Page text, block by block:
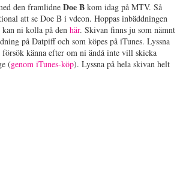
den framlidne DoeB kom idag på MTV. Så
att se Doe B i vdeon. Hoppas inbäddningen
kan ni kolla på den här. Skivan finns ju som nämnt
på Datpiff och som köpes på iTunes. Lyssna
försök känna efter om ni ändå inte vill skicka
(genom iTunes-köp). Lyssna på hela skivan helt